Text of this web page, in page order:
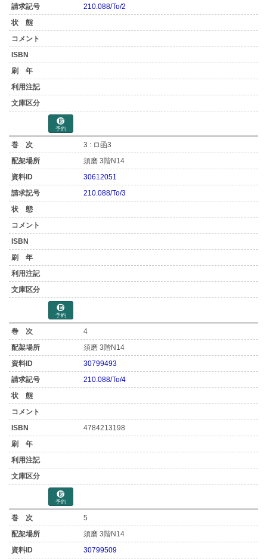
210.088/To/2
予約
3 : ロ函3
須磨 3階N14
30612051
210.088/To/3
予約
4
須磨 3階N14
30799493
210.088/To/4
4784213198
予約
5
須磨 3階N14
30799509